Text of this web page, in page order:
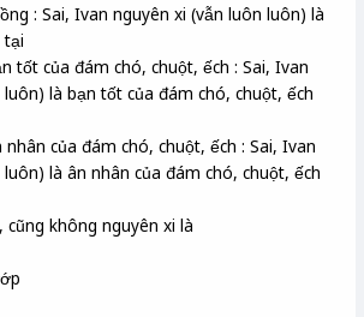
: Sai, Ivan nguyên xi (vẫn luôn luôn) là
tại
tốt của đám chó, chuột, ếch : Sai, Ivan
là bạn tốt của đám chó, chuột, ếch
của đám chó, chuột, ếch : Sai, Ivan
là ân nhân của đám chó, chuột, ếch
không nguyên xi là